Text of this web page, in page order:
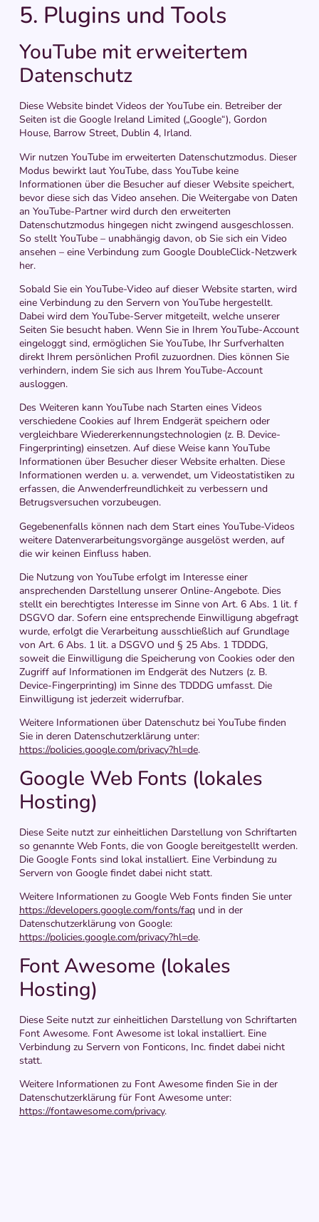
5. Plugins und Tools
YouTube mit erweitertem
Datenschutz
Diese Website bindet Videos der YouTube ein. Betreiber der
Seiten ist die Google Ireland Limited („Google“), Gordon
House, Barrow Street, Dublin 4, Irland.
Wir nutzen YouTube im erweiterten Datenschutzmodus. Dieser
Modus bewirkt laut YouTube, dass YouTube keine
Informationen über die Besucher auf dieser Website speichert,
bevor diese sich das Video ansehen. Die Weitergabe von Daten
an YouTube-Partner wird durch den erweiterten
Datenschutzmodus hingegen nicht zwingend ausgeschlossen.
So stellt YouTube – unabhängig davon, ob Sie sich ein Video
ansehen – eine Verbindung zum Google DoubleClick-Netzwerk
her.
Sobald Sie ein YouTube-Video auf dieser Website starten, wird
eine Verbindung zu den Servern von YouTube hergestellt.
Dabei wird dem YouTube-Server mitgeteilt, welche unserer
Seiten Sie besucht haben. Wenn Sie in Ihrem YouTube-Account
eingeloggt sind, ermöglichen Sie YouTube, Ihr Surfverhalten
direkt Ihrem persönlichen Profil zuzuordnen. Dies können Sie
verhindern, indem Sie sich aus Ihrem YouTube-Account
ausloggen.
Des Weiteren kann YouTube nach Starten eines Videos
verschiedene Cookies auf Ihrem Endgerät speichern oder
vergleichbare Wiedererkennungstechnologien (z. B. Device-
Fingerprinting) einsetzen. Auf diese Weise kann YouTube
Informationen über Besucher dieser Website erhalten. Diese
Informationen werden u. a. verwendet, um Videostatistiken zu
erfassen, die Anwenderfreundlichkeit zu verbessern und
Betrugsversuchen vorzubeugen.
Gegebenenfalls können nach dem Start eines YouTube-Videos
weitere Datenverarbeitungsvorgänge ausgelöst werden, auf
die wir keinen Einfluss haben.
Die Nutzung von YouTube erfolgt im Interesse einer
ansprechenden Darstellung unserer Online-Angebote. Dies
stellt ein berechtigtes Interesse im Sinne von Art. 6 Abs. 1 lit. f
DSGVO dar. Sofern eine entsprechende Einwilligung abgefragt
wurde, erfolgt die Verarbeitung ausschließlich auf Grundlage
von Art. 6 Abs. 1 lit. a DSGVO und § 25 Abs. 1 TDDDG,
soweit die Einwilligung die Speicherung von Cookies oder den
Zugriff auf Informationen im Endgerät des Nutzers (z. B.
Device-Fingerprinting) im Sinne des TDDDG umfasst. Die
Einwilligung ist jederzeit widerrufbar.
Weitere Informationen über Datenschutz bei YouTube finden
Sie in deren Datenschutzerklärung unter:
https://policies.google.com/privacy?hl=de.
Google Web Fonts (lokales
Hosting)
Diese Seite nutzt zur einheitlichen Darstellung von Schriftarten
so genannte Web Fonts, die von Google bereitgestellt werden.
Die Google Fonts sind lokal installiert. Eine Verbindung zu
Servern von Google findet dabei nicht statt.
Weitere Informationen zu Google Web Fonts finden Sie unter
https://developers.google.com/fonts/faqund in der
Datenschutzerklärung von Google:
https://policies.google.com/privacy?hl=de.
Font Awesome (lokales
Hosting)
Diese Seite nutzt zur einheitlichen Darstellung von Schriftarten
Font Awesome. Font Awesome ist lokal installiert. Eine
Verbindung zu Servern von Fonticons, Inc. findet dabei nicht
statt.
Weitere Informationen zu Font Awesome finden Sie in der
Datenschutzerklärung für Font Awesome unter:
https://fontawesome.com/privacy.